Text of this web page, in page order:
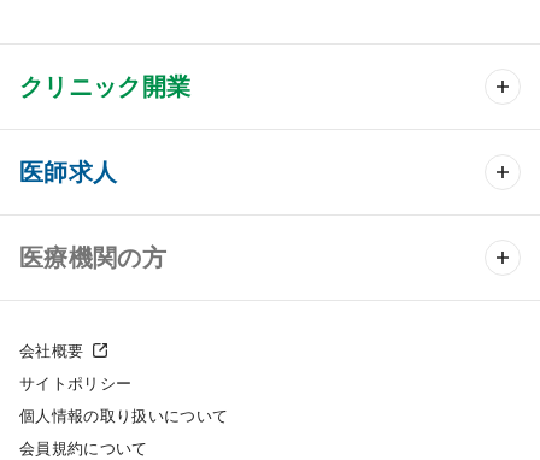
クリニック開業
クリニック開業 TOP
クリニック物件検索
クリニックの開業スタイル
クリニック開業までの流れ
医師求人
医師求人 TOP
常勤求人検索
スポット求人検索
医療機関の方
採用をお考えの医療機関の方
会社概要
サイトポリシー
個人情報の取り扱いについて
会員規約について